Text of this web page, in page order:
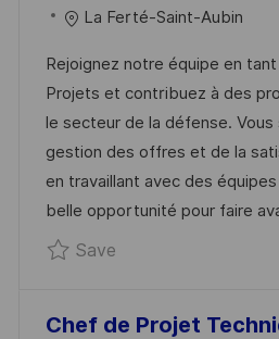
S
E
D
D
A
T
E
B
D
A
E
G
O
R
Y
La Ferté-Saint-Aubin
Rejoignez notre équipe en
Projets et contribuez à des
le secteur de la défense. Vous
gestion des offres et de la
en travaillant avec des
belle opportunité pour faire
SaveSave Responsable
Chef de Projet